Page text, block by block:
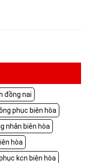
đồng nai
phục biên hòa
nhân biên hòa
hòa
kcn biên hòa